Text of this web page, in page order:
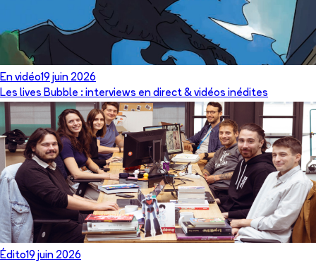
En vidéo19 juin 2026
Les lives Bubble : interviews en direct & vidéos inédites
Édito19 juin 2026